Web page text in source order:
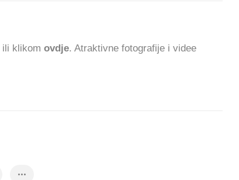
ili klikom ovdje. Atraktivne fotografije i videe